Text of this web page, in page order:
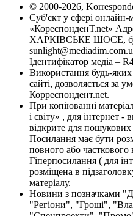
© 2000-2026,
Суб'єкт у сфері онлайн-
«КореспонденТ.net»
ХАРКІВСЬКЕ ШОСЕ,
Ідентифікатор медіа –
Використання будь-
сайті, дозволяється за
Корреспондент.net.
При копіюванні
і світу» , для інтернет -
відкрите для
Посилання має бути
повного або часткового
Гіперпосилання ( для
розміщена в
матеріалу.
Новини з позначками
"Регіони", "Гроші",